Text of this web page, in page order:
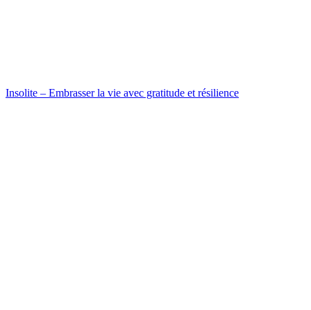
Insolite – Embrasser la vie avec gratitude et résilience